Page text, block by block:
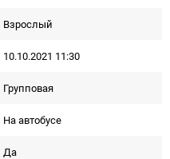
Взрослый
10.10.2021 11:30
Групповая
На автобусе
Да